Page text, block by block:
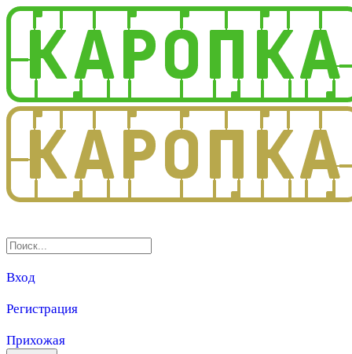
Вход
Регистрация
Прихожая